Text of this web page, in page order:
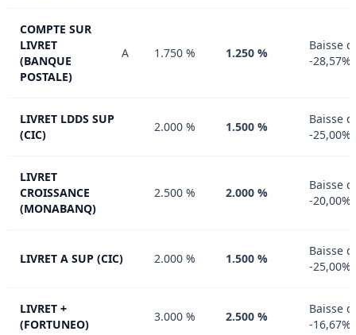
COMPTE SUR
LIVRET
(BANQUE
POSTALE)
A 1.750 % 1.250 %
Baisse
-28,57%
LIVRET LDDS SUP
(CIC)
2.000 % 1.500 %
Baisse
-25,00%
LIVRET
CROISSANCE
(MONABANQ)
2.500 % 2.000 %
Baisse
-20,00%
LIVRET A SUP (CIC) 2.000 % 1.500 %
Baisse
-25,00%
LIVRET +
(FORTUNEO)
3.000 % 2.500 %
Baisse
-16,67%